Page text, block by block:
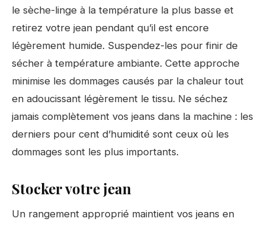
le sèche-linge à la température la plus basse et
retirez votre jean pendant qu’il est encore
légèrement humide. Suspendez-les pour finir de
sécher à température ambiante. Cette approche
minimise les dommages causés par la chaleur tout
en adoucissant légèrement le tissu. Ne séchez
jamais complètement vos jeans dans la machine : les
derniers pour cent d’humidité sont ceux où les
dommages sont les plus importants.
Stocker votre jean
Un rangement approprié maintient vos jeans en